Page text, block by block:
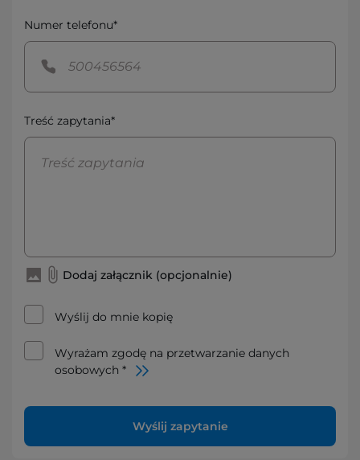
Numer telefonu*
Treść zapytania*
Dodaj załącznik (opcjonalnie)
Wyślij do mnie kopię
Wyrażam zgodę na przetwarzanie danych
osobowych *
Wyślij zapytanie